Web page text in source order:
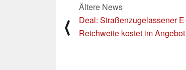
⟨
Ältere News
Deal: Straßenzugelassener
Reichweite kostet im